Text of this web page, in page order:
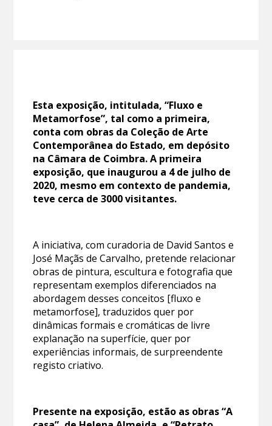
Esta exposição, intitulada, “Fluxo e
Metamorfose”, tal como a primeira,
conta com obras da Coleção de Arte
Contemporânea do Estado, em depósito
na Câmara de Coimbra. A primeira
exposição, que inaugurou a 4 de julho de
2020, mesmo em contexto de pandemia,
teve cerca de 3000 visitantes.
A iniciativa, com curadoria de David Santos e
José Maçãs de Carvalho, pretende relacionar
obras de pintura, escultura e fotografia que
representam exemplos diferenciados na
abordagem desses conceitos [fluxo e
metamorfose], traduzidos quer por
dinâmicas formais e cromáticas de livre
explanação na superfície, quer por
experiências informais, de surpreendente
registo criativo.
Presente na exposição, estão as obras “A